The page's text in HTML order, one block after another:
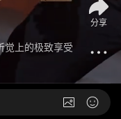
觉上的极致享受
分享